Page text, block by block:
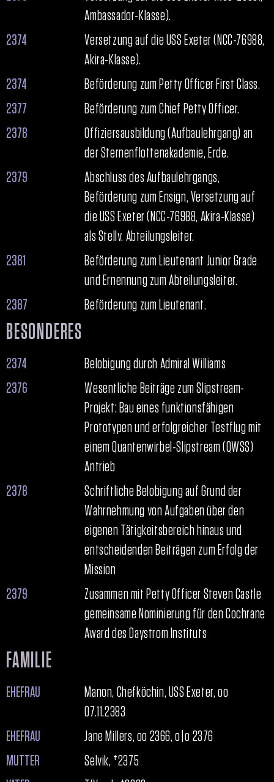
Ambassador-Klasse).
2374
Versetzung auf die USS Exeter (NCC-76988,
Akira-Klasse).
2374
Beförderung zum Petty Officer First Class.
2377
Beförderung zum Chief Petty Officer.
2378
Offiziersausbildung (Aufbaulehrgang) an
der Sternenflottenakademie, Erde.
2379
Abschluss des Aufbaulehrgangs,
Beförderung zum Ensign, Versetzung auf
die USS Exeter (NCC-76988, Akira-Klasse)
als Stellv. Abteilungsleiter.
2381
Beförderung zum Lieutenant Junior Grade
und Ernennung zum Abteilungsleiter.
2387
Beförderung zum Lieutenant.
BESONDERES
2374
Belobigung durch Admiral Williams
2376
Wesentliche Beiträge zum Slipstream-
Projekt: Bau eines funktionsfähigen
Prototypen und erfolgreicher Testflug mit
einem Quantenwirbel-Slipstream (QWSS)
Antrieb
2378
Schriftliche Belobigung auf Grund der
Wahrnehmung von Aufgaben über den
eigenen Tätigkeitsbereich hinaus und
entscheidenden Beiträgen zum Erfolg der
Mission
2379
Zusammen mit Petty Officer Steven Castle
gemeinsame Nominierung für den Cochrane
Award des Daystrom Instituts
FAMILIE
EHEFRAU
Manon, Chefköchin, USS Exeter, oo
07.11.2383
EHEFRAU
Jane Millers, oo 2366, o|o 2376
MUTTER
Selvik, †2375